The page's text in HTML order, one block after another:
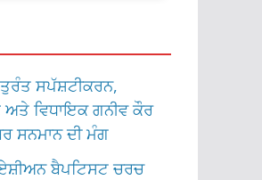
ਸਪੱਸ਼ਟੀਕਰਨ,
ਵਿਧਾਇਕ ਗਨੀਵ ਕੌਰ
ਸਨਮਾਨ ਦੀ ਮੰਗ
ਬੈਪਟਿਸਟ ਚਰਚ